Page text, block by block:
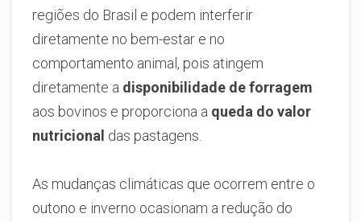
regiões do Brasil e podem interferir
diretamente no bem-estar e no
comportamento animal, pois atingem
diretamente a disponibilidade de forragem
aos bovinos e proporciona a queda do valor
nutricional das pastagens.
As mudanças climáticas que ocorrem entre o
outono e inverno ocasionam a redução do